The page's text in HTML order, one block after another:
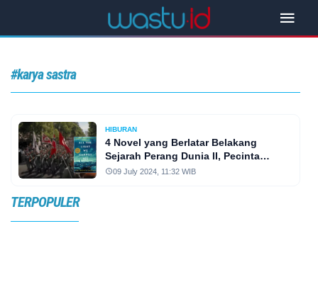
#karya sastra
HIBURAN
4 Novel yang Berlatar Belakang
Sejarah Perang Dunia II, Pecinta
Sejarah Wajib Baca!
09 July 2024, 11:32 WIB
TERPOPULER